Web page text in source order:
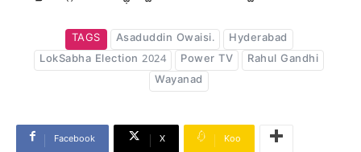
TAGS Asaduddin Owaisi.
Hyderabad
LokSabha Election 2024
Power TV
Rahul Gandhi
Wayanad
Facebook X Koo